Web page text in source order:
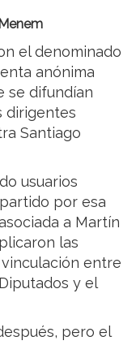
el denominado
anónima
se difundían
dirigentes
Santiago
usuarios
por esa
a Martín
las
entre
y el
pero el